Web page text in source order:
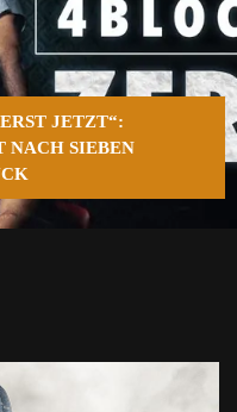
JETZT“:
NACH SIEBEN